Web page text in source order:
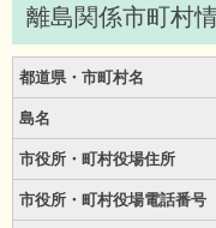
離島関係市町村
都道県・市町村名
島名
市役所・町村役場住所
市役所・町村役場電話番号